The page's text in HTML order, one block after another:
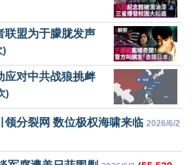
联盟为于朦胧发声
)
应对中共战狼挑衅
)
领分裂网 数位极权海啸来临 2026/6/2